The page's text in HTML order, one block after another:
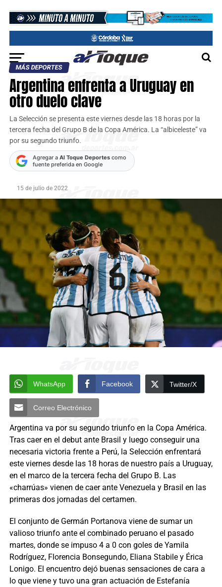
MÁS DEPORTES
Argentina enfrenta a Uruguay en
otro duelo clave
La Selección se presenta este viernes desde las 18 horas por la
tercera fecha del Grupo B de la Copa América. La “albiceleste” va
por su segundo triunfo.
Agregar a Al Toque Deportescomo
fuente preferida en Google
15 de julio de 2022
WhatsApp Facebook Twitter/X
Correo Electrónico
Argentina va por su segundo triunfo en la Copa América.
Tras caer en el debut ante Brasil y luego conseguir una
necesaria victoria frente a Perú, la Selección enfrentará
este viernes desde las 18 horas de nuestro país a Uruguay,
en el marco de la tercera fecha del Grupo B. Las
«charrúas» vienen de caer ante Venezuela y Brasil en las
primeras dos jornadas del certamen.
El conjunto de Germán Portanova viene de sumar un
valioso triunfo ante el combinado peruano el pasado
martes, donde se impuso 4 a 0 con goles de Yamila
Rodríguez, Florencia Bonsegundo, Eliana Stabile y Érica
Lonigo. El encuentro dejó buenas sensaciones de cara a
lo que viene y tuvo una gran actuación de Estefanía